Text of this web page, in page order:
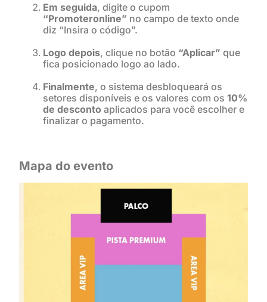
Em seguida, digite o cupom
“Promoteronline” no campo de texto onde
diz “Insira o código”.
Logo depois, clique no botão “Aplicar” que
fica posicionado logo ao lado.
Finalmente, o sistema desbloqueará os
setores disponíveis e os valores com os 10%
de desconto aplicados para você escolher e
finalizar o pagamento.
Mapa do evento